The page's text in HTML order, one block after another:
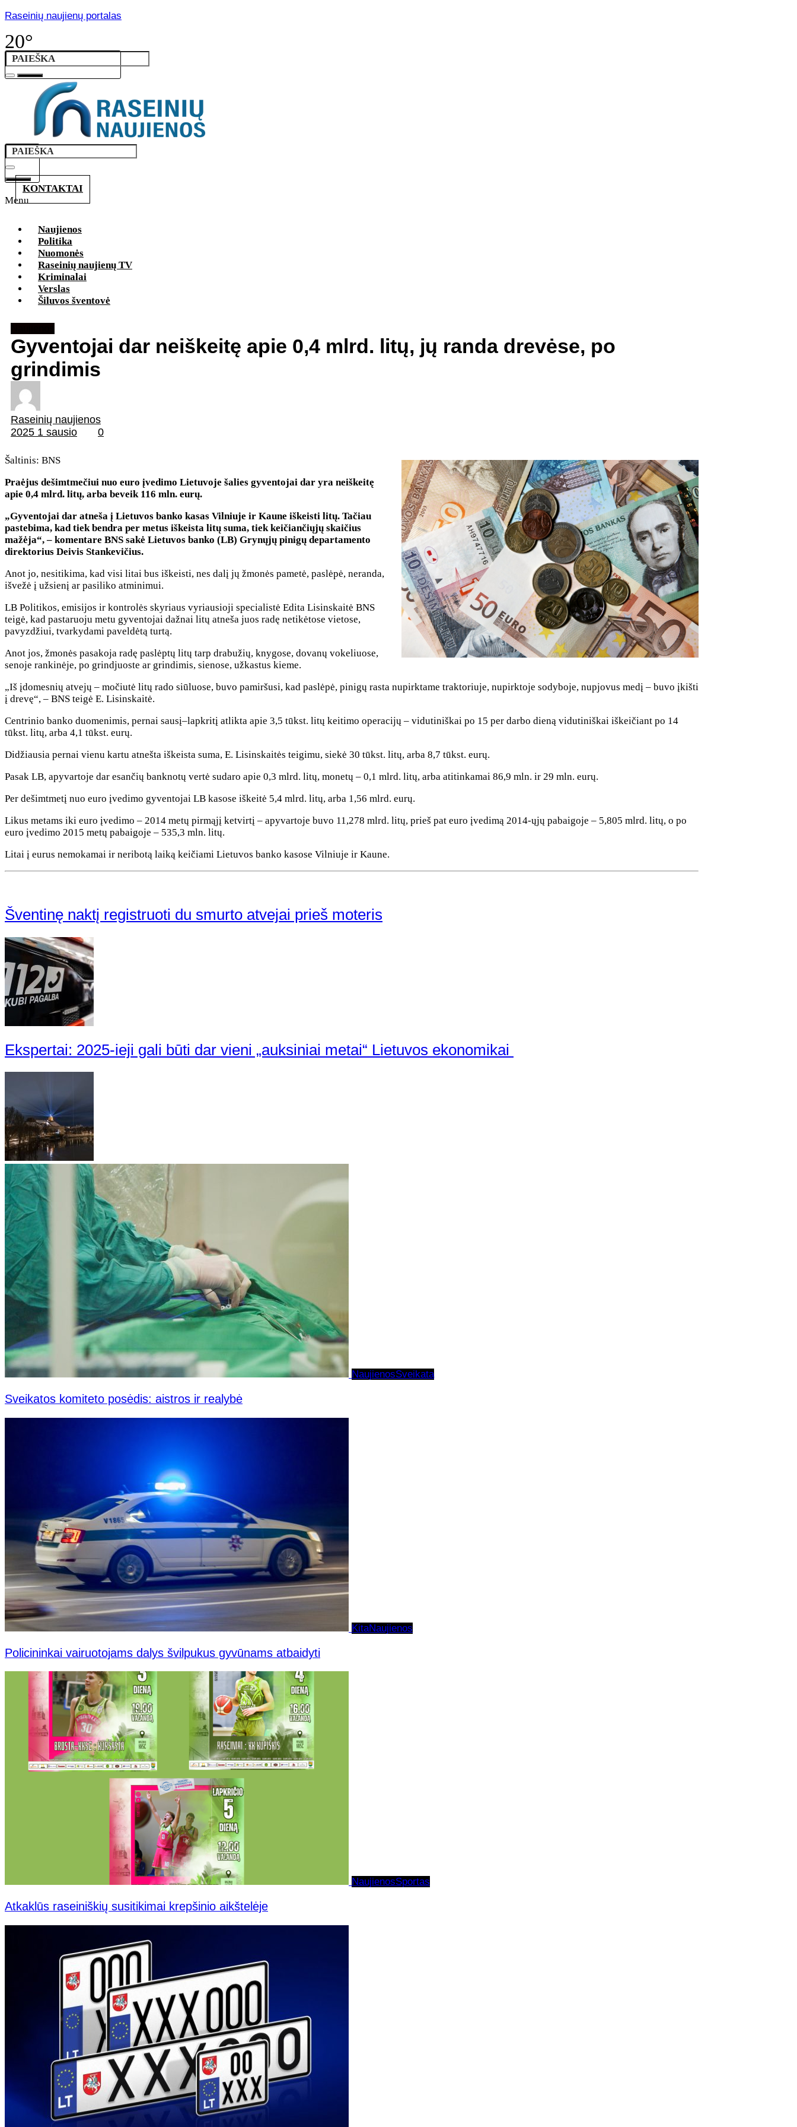
Raseinių naujienų portalas
20°
KONTAKTAI
Menu
Naujienos
Politika
Nuomonės
Raseinių naujienų TV
Kriminalai
Verslas
Šiluvos šventovė
Gyventojai dar neiškeitę apie 0,4 mlrd. litų, jų randa drevėse, po
grindimis
Raseinių naujienos
2025 1 sausio
0
Šaltinis: BNS
Praėjus dešimtmečiui nuo euro įvedimo Lietuvoje šalies gyventojai dar yra neiškeitę
apie 0,4 mlrd. litų, arba beveik 116 mln. eurų.
„Gyventojai dar atneša į Lietuvos banko kasas Vilniuje ir Kaune iškeisti litų. Tačiau
pastebima, kad tiek bendra per metus iškeista litų suma, tiek keičiančiųjų skaičius
mažėja“, – komentare BNS sakė Lietuvos banko (LB) Grynųjų pinigų departamento
direktorius Deivis Stankevičius.
Anot jo, nesitikima, kad visi litai bus iškeisti, nes dalį jų žmonės pametė, paslėpė, neranda,
išvežė į užsienį ar pasiliko atminimui.
LB Politikos, emisijos ir kontrolės skyriaus vyriausioji specialistė Edita Lisinskaitė BNS
teigė, kad pastaruoju metu gyventojai dažnai litų atneša juos radę netikėtose vietose,
pavyzdžiui, tvarkydami paveldėtą turtą.
Anot jos, žmonės pasakoja radę paslėptų litų tarp drabužių, knygose, dovanų vokeliuose,
senoje rankinėje, po grindjuoste ar grindimis, sienose, užkastus kieme.
„Iš įdomesnių atvejų – močiutė litų rado siūluose, buvo pamiršusi, kad paslėpė, pinigų rasta nupirktame traktoriuje, nupirktoje sodyboje, nupjovus medį – buvo įkišti
į drevę“, – BNS teigė E. Lisinskaitė.
Centrinio banko duomenimis, pernai sausį–lapkritį atlikta apie 3,5 tūkst. litų keitimo operacijų – vidutiniškai po 15 per darbo dieną vidutiniškai iškeičiant po 14
tūkst. litų, arba 4,1 tūkst. eurų.
Didžiausia pernai vienu kartu atnešta iškeista suma, E. Lisinskaitės teigimu, siekė 30 tūkst. litų, arba 8,7 tūkst. eurų.
Pasak LB, apyvartoje dar esančių banknotų vertė sudaro apie 0,3 mlrd. litų, monetų – 0,1 mlrd. litų, arba atitinkamai 86,9 mln. ir 29 mln. eurų.
Per dešimtmetį nuo euro įvedimo gyventojai LB kasose iškeitė 5,4 mlrd. litų, arba 1,56 mlrd. eurų.
Likus metams iki euro įvedimo – 2014 metų pirmąjį ketvirtį – apyvartoje buvo 11,278 mlrd. litų, prieš pat euro įvedimą 2014-ųjų pabaigoje – 5,805 mlrd. litų, o po
euro įvedimo 2015 metų pabaigoje – 535,3 mln. litų.
Litai į eurus nemokamai ir neribotą laiką keičiami Lietuvos banko kasose Vilniuje ir Kaune.
Šventinę naktį registruoti du smurto atvejai prieš moteris
Ekspertai: 2025-ieji gali būti dar vieni „auksiniai metai“ Lietuvos ekonomikai
NaujienosSveikata
Sveikatos komiteto posėdis: aistros ir realybė
KitaNaujienos
Policininkai vairuotojams dalys švilpukus gyvūnams atbaidyti
NaujienosSportas
Atkaklūs raseiniškių susitikimai krepšinio aikštelėje